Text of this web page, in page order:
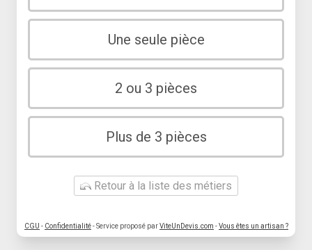
Une seule pièce
2 ou 3 pièces
Plus de 3 pièces
Retour à la liste des métiers
CGU - Confidentialité- Service proposé parViteUnDevis.com -Vous êtes un artisan ?